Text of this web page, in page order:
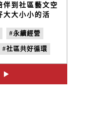
伴到社區藝文空
大大小小的活
全，不能完全
們開始嘗試企
輪廓。
#永續經營
#社區共好循環